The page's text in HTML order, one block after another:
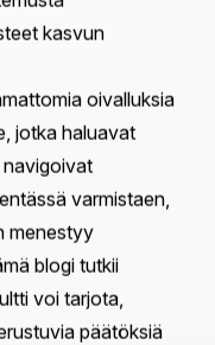
konsultin